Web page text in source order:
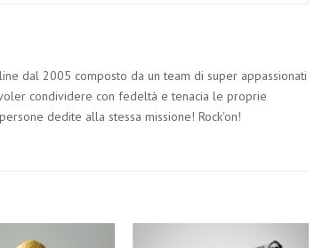
dal 2005 composto da un team di super appassionati
condividere con fedeltà e tenacia le proprie
dedite alla stessa missione! Rock'on!